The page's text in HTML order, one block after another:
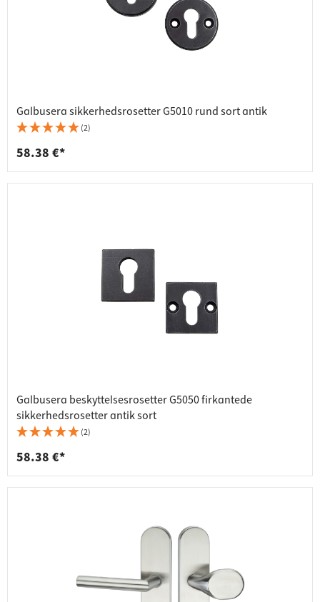
Galbusera sikkerhedsrosetter G5010 rund sort antik
(2)
58.38 €*
Galbusera beskyttelsesrosetter G5050 firkantede
sikkerhedsrosetter antik sort
(2)
58.38 €*